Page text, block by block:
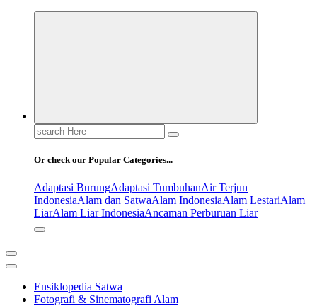
Search
for:
Or check our Popular Categories...
Adaptasi BurungAdaptasi TumbuhanAir Terjun
IndonesiaAlam dan SatwaAlam IndonesiaAlam LestariAlam
LiarAlam Liar IndonesiaAncaman Perburuan Liar
Ensiklopedia Satwa
Fotografi & Sinematografi Alam